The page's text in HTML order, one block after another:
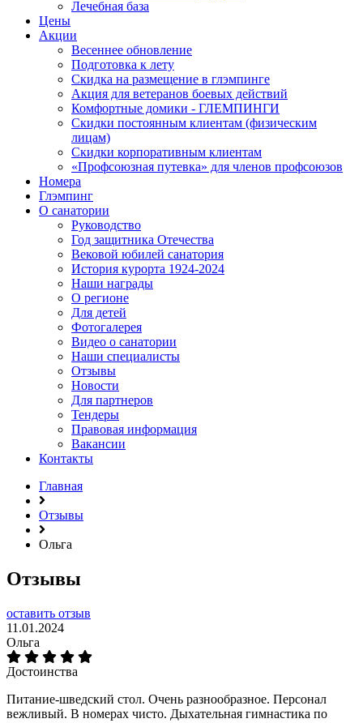
Лечебная база
Цены
Акции
Весеннее обновление
Подготовка к лету
Скидка на размещение в глэмпинге
Акция для ветеранов боевых действий
Комфортные домики - ГЛЕМПИНГИ
Скидки постоянным клиентам (физическим
лицам)
Скидки корпоративным клиентам
«Профсоюзная путевка» для членов профсоюзов
Номера
Глэмпинг
О санатории
Руководство
Год защитника Отечества
Вековой юбилей санатория
История курорта 1924-2024
Наши награды
О регионе
Для детей
Фотогалерея
Видео о санатории
Наши специалисты
Отзывы
Новости
Для партнеров
Тендеры
Правовая информация
Вакансии
Контакты
Главная
Отзывы
Ольга
Отзывы
оставить отзыв
11.01.2024
Ольга
Достоинства
Питание-шведский стол. Очень разнообразное. Персонал
вежливый. В номерах чисто. Дыхательная гимнастика по